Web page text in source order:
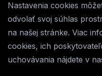
Nastavenia cookies
odvolať svoj súhlas
na našej stránke. Viac
cookies, ich
uchovávania nájdete v